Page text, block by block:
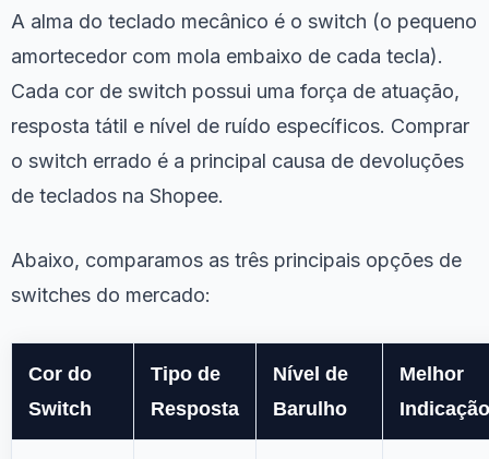
A alma do teclado mecânico é o switch (o pequeno
amortecedor com mola embaixo de cada tecla).
Cada cor de switch possui uma força de atuação,
resposta tátil e nível de ruído específicos. Comprar
o switch errado é a principal causa de devoluções
de teclados na Shopee.
Abaixo, comparamos as três principais opções de
switches do mercado:
Cor do
Switch
Tipo de
Resposta
Nível de
Barulho
Melhor
Indicação